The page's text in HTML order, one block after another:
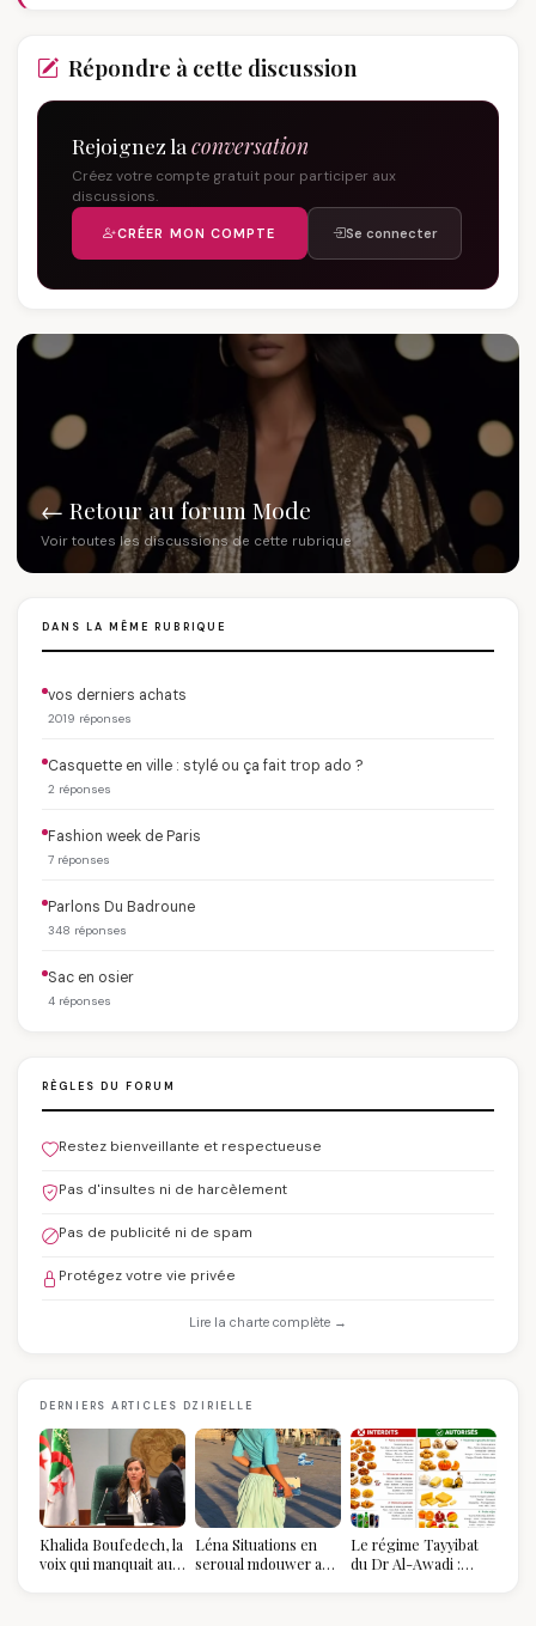
Répondre à cette discussion
Rejoignez la conversation
Créez votre compte gratuit pour participer aux
discussions.
CRÉER MON COMPTE Se connecter
← Retour au forum Mode
Voir toutes les discussions de cette rubrique
DANS LA MÊME RUBRIQUE
vos derniers achats
2019 réponses
Casquette en ville : stylé ou ça fait trop ado ?
2 réponses
Fashion week de Paris
7 réponses
Parlons Du Badroune
348 réponses
Sac en osier
4 réponses
RÈGLES DU FORUM
Restez bienveillante et respectueuse
Pas d'insultes ni de harcèlement
Pas de publicité ni de spam
Protégez votre vie privée
Lire la charte complète →
DERNIERS ARTICLES DZIRIELLE
Khalida Boufedech, la
voix qui manquait au
Léna Situations en
seroual mdouwer au
Le régime Tayyibat
du Dr Al-Awadi :